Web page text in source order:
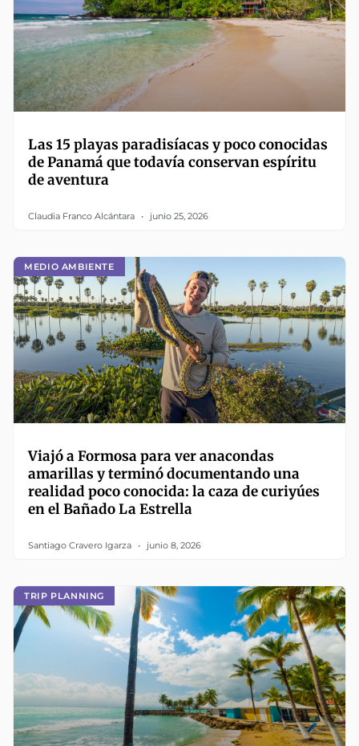
Las 15 playas paradisíacas y poco conocidas
de Panamá que todavía conservan espíritu
de aventura
Claudia Franco Alcántara junio 25, 2026
MEDIO AMBIENTE
Viajó a Formosa para ver anacondas
amarillas y terminó documentando una
realidad poco conocida: la caza de curiyúes
en el Bañado La Estrella
Santiago Cravero Igarza junio 8, 2026
TRIP PLANNING